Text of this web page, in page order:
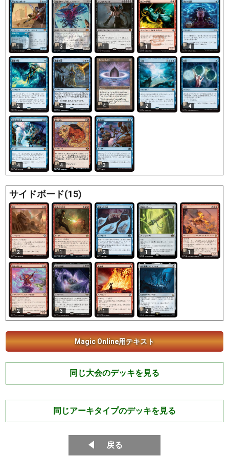
1 3 1 1 4
2 4 4 2 4
4 4 3
サイドボード(15)
2 1 2 1 1
2 3 1 2
Magic Online用テキスト
同じ大会のデッキを見る
同じアーキタイプのデッキを見る
戻る